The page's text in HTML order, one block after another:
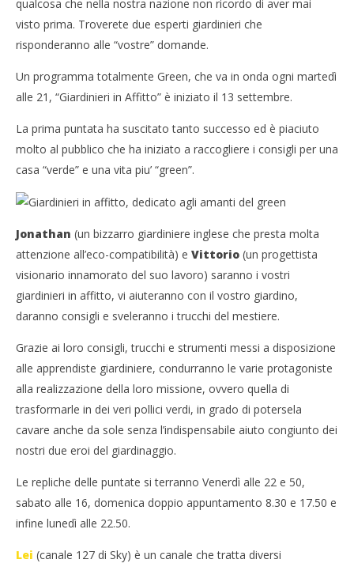
NOW VIEWING
Giardinieri in affitto, dedicato agli amanti del green
17/09/2011
qualcosa che nella nostra nazione non ricordo di aver mai
visto prima. Troverete due esperti giardinieri che
risponderanno alle “vostre” domande.
Un programma totalmente Green, che va in onda ogni martedì
alle 21, “Giardinieri in Affitto” è iniziato il 13 settembre.
La prima puntata ha suscitato tanto successo ed è piaciuto
molto al pubblico che ha iniziato a raccogliere i consigli per una
casa “verde” e una vita piu’ “green”.
Jonathan (un bizzarro giardiniere inglese che presta molta
attenzione all’eco-compatibilità) e Vittorio (un progettista
visionario innamorato del suo lavoro) saranno i vostri
giardinieri in affitto, vi aiuteranno con il vostro giardino,
daranno consigli e sveleranno i trucchi del mestiere.
Grazie ai loro consigli, trucchi e strumenti messi a disposizione
alle apprendiste giardiniere, condurranno le varie protagoniste
alla realizzazione della loro missione, ovvero quella di
trasformarle in dei veri pollici verdi, in grado di potersela
cavare anche da sole senza l’indispensabile aiuto congiunto dei
nostri due eroi del giardinaggio.
Le repliche delle puntate si terranno Venerdì alle 22 e 50,
sabato alle 16, domenica doppio appuntamento 8.30 e 17.50 e
infine lunedì alle 22.50.
Lei (canale 127 di Sky) è un canale che tratta diversi